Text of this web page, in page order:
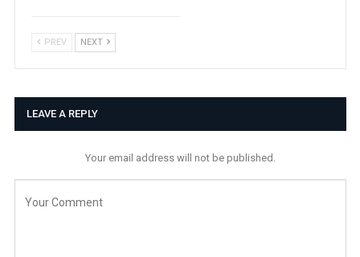
PREV NEXT
LEAVE A REPLY
Your email address will not be published.